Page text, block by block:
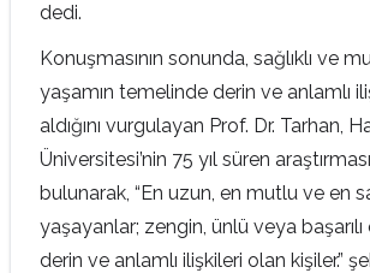
dedi.
Konuşmasının sonunda, sağlıklı ve
yaşamın temelinde derin ve anlamlı
aldığını vurgulayan Prof. Dr. Tarhan,
Üniversitesi’nin 75 yıl süren
bulunarak, “En uzun, en mutlu ve en
yaşayanlar; zengin, ünlü veya
derin ve anlamlı ilişkileri olan kişiler.”